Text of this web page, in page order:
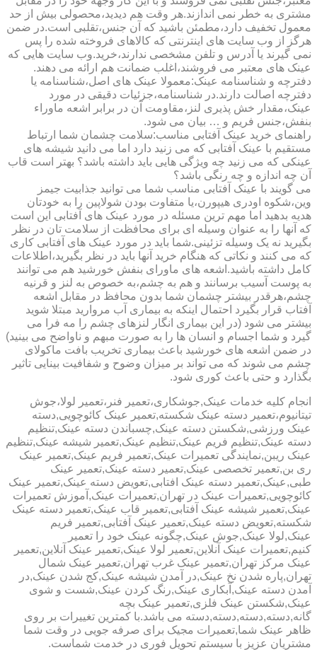
مشتری به خطر نمی اندازند.هر وقت هم دیدید،محصولی بیش از حد
معمول تخفیف دارد،مطمئن باشید که آن جنس،تقلبی است.در ضمن
هرگز از وب سایت های اینترنتی که کالاهای فروخته شده را پس
نمی گیرند یا آدرس و تلفن مشخصی ندارند،خرید.وب سایت هایی که
عینک های معتبر می فروشند،اغلب ضمانت هم ارائه می دهند.
دفترچه و شناسنامه عینک:معمولا عینک های اصل،شناسنامه یا
دفترچه اصالت دارند.در شناسنامه،جزئیات دقیقی در مورد
عینک،مقدار خش پذیری لنز،مقاومت آن در برابر اشعه ماوراء
بنفش،جنس فریم و … بیان می شود.
راهنمای خرید عینک آفتابی مناسب:سلامت چشمان شما ارتباط
مستقیم با عینک آفتابی که می زنید دارد اما می دانید شیشه های
عینکی که می زنید چه ویژگی هایی باید داشته باشد؟ بهتر است قاب
آن چه اندازه و چه رنگی باشد؟
می گویند با عینک آفتابی مناسب شما می توانید جذابیت جیمز
وین،شکوه اودری هیپورن،یا متفاوت بودن شولاپین را به خودتان
هدیه بدهید اما مهم ترین مسئله در مورد عینک های آفتابی این است
که آنها را به عنوان وسیله ای برای محافظت از سلامت تان در نظر
بگیرید نه یک وسیله تزئینی.شما باید در مورد عینک های آفتابی کاری
که می کنند و نکاتی که هنگام خرید آنها باید در نظر بگیرید،اطلاعات
کامل داشته باشید.اشعه های ماورای بنفش خورشید هم می توانند
به پوست آسیب برسانند و هم به چشم،به خصوص به لنز و قرنیه
چشم،هرقدر بیشتر چشمان شما بدون محافظ در مقابل اشعه
آفتاب قرار بگیرد احتمال اینکه به بیماری آب مروارید مبتلا شوید
بیشتر می شود (در این بیماری انگار لنزهای چشم را مه فرا می
گیرد و شما اجسام و انسان ها را به صورت مبهم و ناواضح می بینید)
در ضمن اشعه های خورشید باعث بیماری تخریب بافت ماکولای
چشم می شوند که می تواند بر میزان وضوح و شفافیت بینایی تاثیر
بگذارد و حتی باعث کوری شود.
انجام کلیه خدمات عینک,جوشکاری،تعمیر فنر،تعمیر لولا،جوش
تیتانیوم،تعمیر دسته عینک شکسته,تعمیر عینک کائوچویی,دسته
عینک ورزشی,شکستن دسته عینک,چسباندن دسته عینک,تنظیم
دسته عینک,تنظیم فریم عینک,تنظیم عینک,تعمیر شیشه عینک,تنظیم
عینک ریبن,نمایندگی تعمیرات عینک,تعمیر فریم عینک,تعمیر عینک
ری بن,تعمیر تخصصی عینک,تعمیر دسته عینک,تعمیر عینک
طبی,عینک,تعمیر دسته عینک افتابی,تعویض دسته عینک,تعمیر عینک
کائوچویی,تعمیرات عینک در تهران,تعمیرات عینک,آموزش تعمیرات
عینک,تعمیر شیشه عینک آفتابی,تعمیر قاب عینک,تعمیر دسته عینک
شکسته,تعویض دسته عینک,تعمیر عینک آفتابی,تعمیر فریم
عینک,لولا عینک,جوش عینک,چگونه عینک خود را تعمیر
کنیم,تعمیرات عینک آنلاین,تعمیر لولا عینک,تعمیر عینک آنلاین,تعمیر
عینک مرکز تهران,تعمیر عینک غرب تهران,تعمیر عینک شمال
تهران,پاره شدن نخ عینک,در آمدن شیشه عینک,کج شدن عینک,در
آمدن دسته عینک,آبکاری عینک,رنگ کردن عینک,شست و شوی
عینک,شکستن عینک فلزی,تعمیر عینک بچه
گانه,دسته,دسته,دسته,دسته می باشد.با کمترین تغییرات بر روی
ظاهر عینک شما,تعمیرات مجیک برای صرفه جویی در وقت شما
مشتریان عزیز با سیستم تحویل فوری در خدمت شماست.